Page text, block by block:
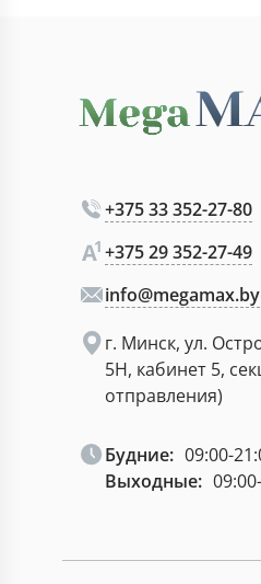
+375 33 352-27-80
+375 29 352-27-49
info@megamax.by
г. Минск, ул.
5Н, кабинет 5,
отправления)
Будние: 09:00-
Выходные: